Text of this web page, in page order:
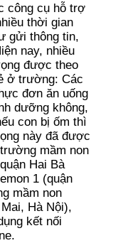
công cụ hỗ trợ
thời gian
gửi thông tin,
nay, nhiều
được theo
ở trường: Các
đơn ăn uống
dưỡng không,
con bị ốm thì
này đã được
mầm non
Hai Bà
1 (quận
mầm non
Hà Nội),
kết nối